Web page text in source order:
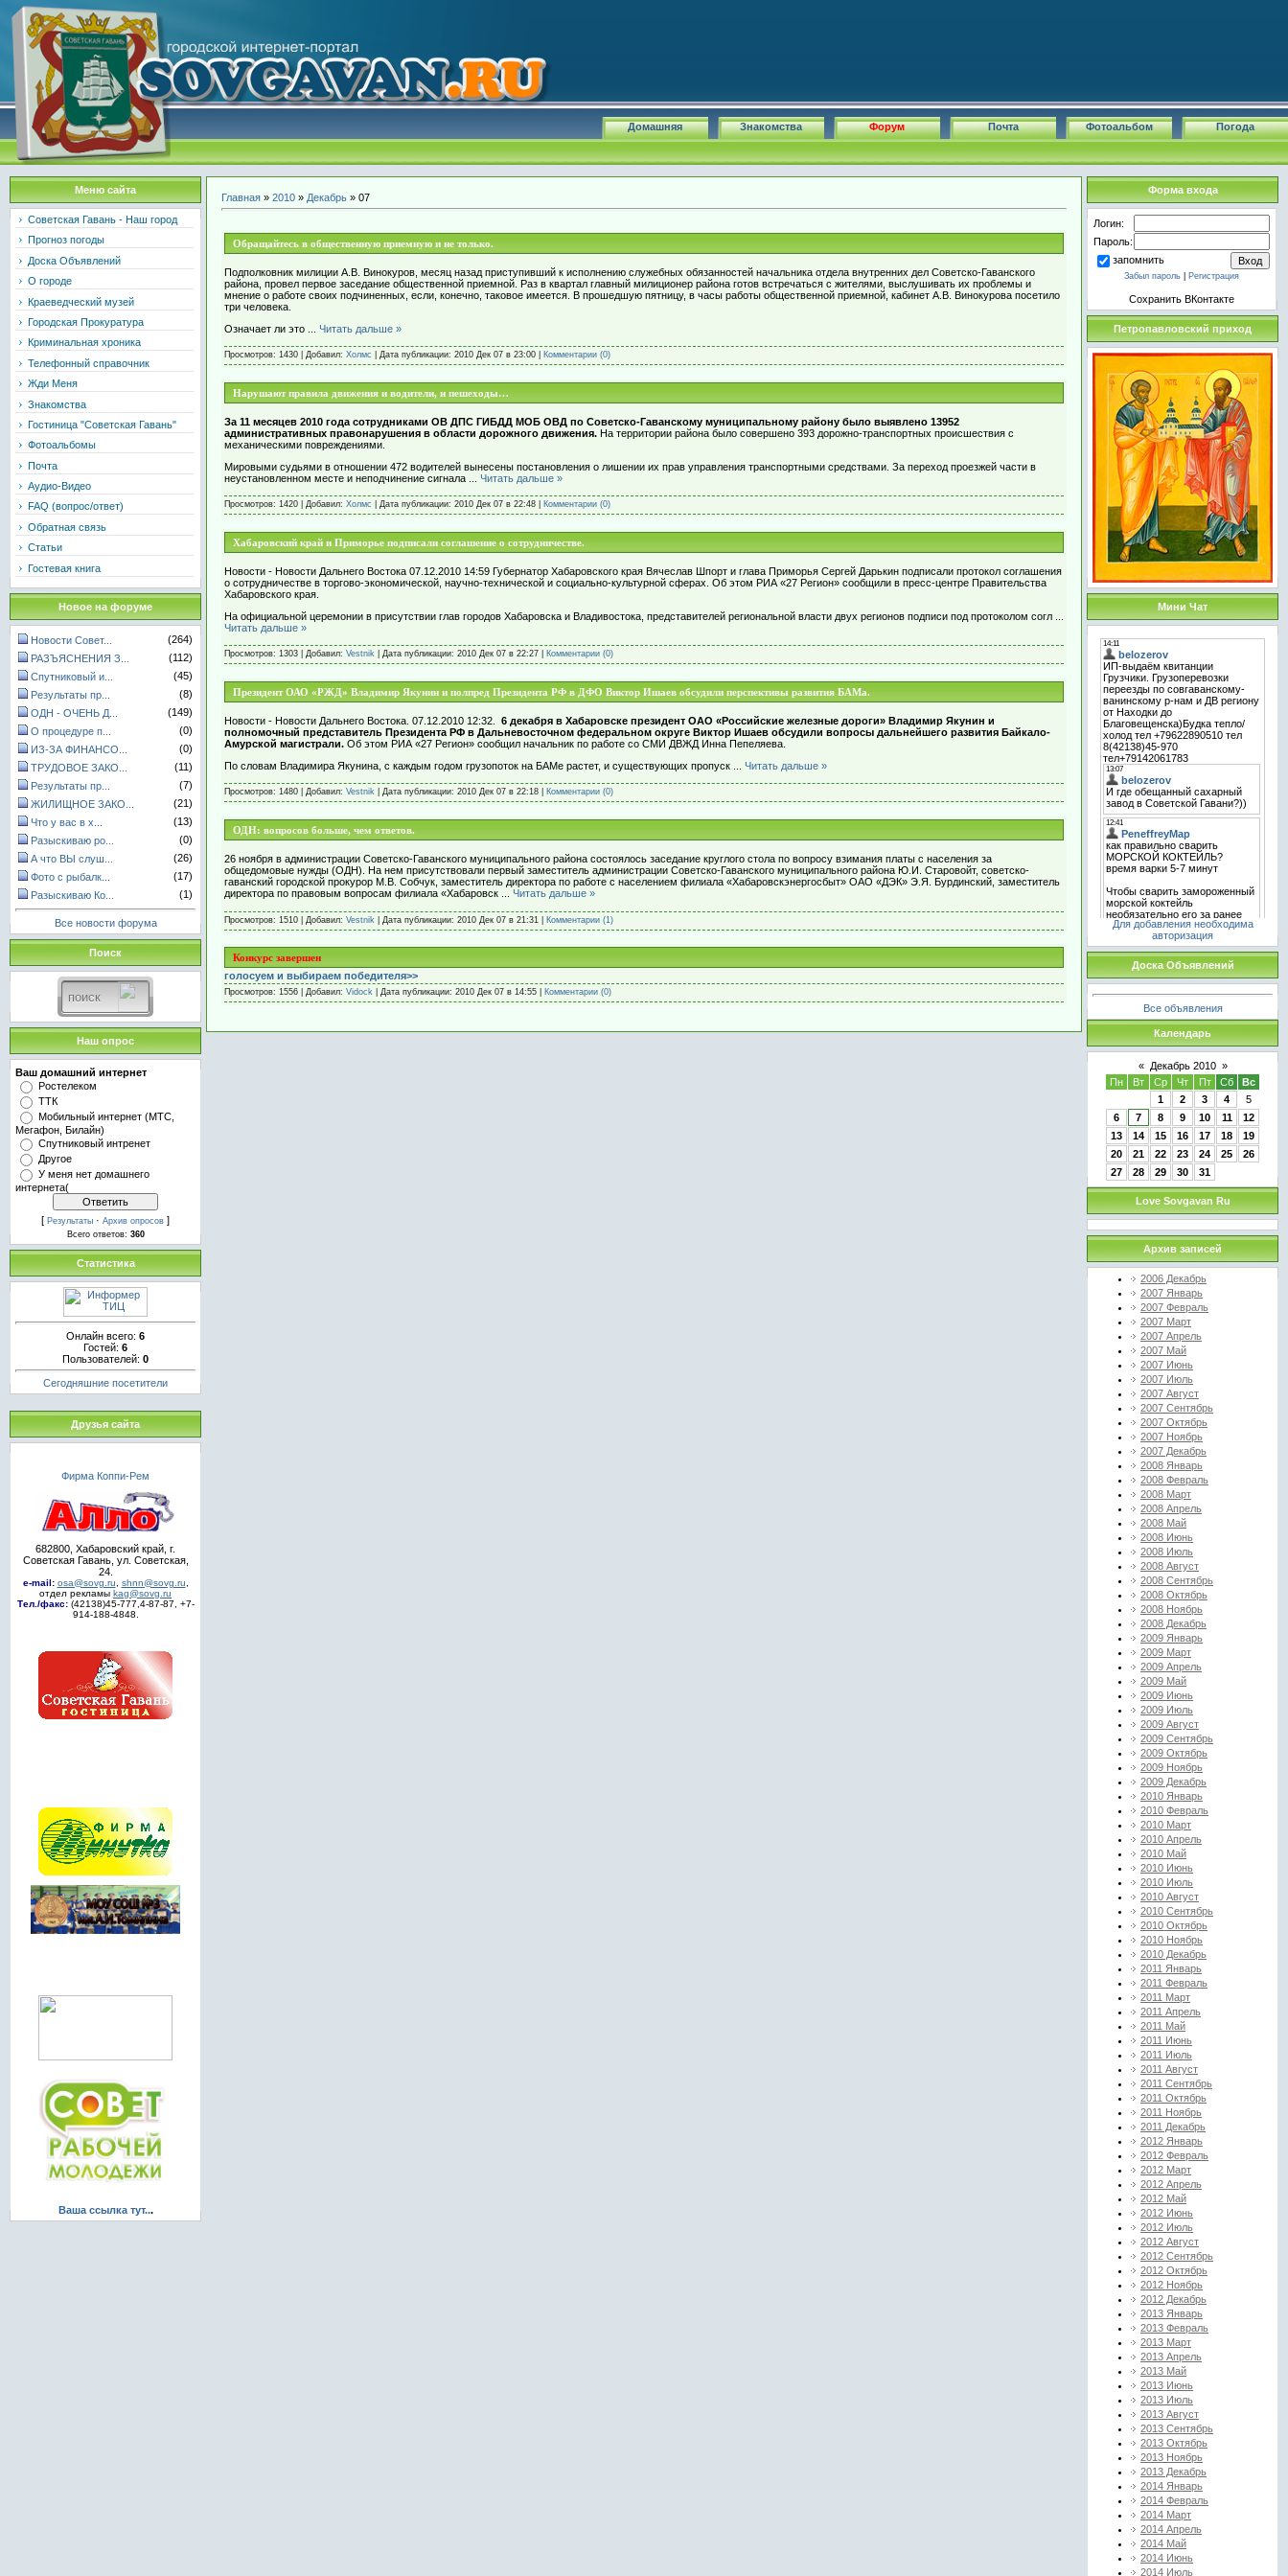
Погода
Фотоальбом
Почта
Форум
Знакомства
Домашняя
Меню сайта
Советская Гавань - Наш город
Прогноз погоды
Доска Объявлений
О городе
Краеведческий музей
Городская Прокуратура
Криминальная хроника
Телефонный справочник
Жди Меня
Знакомства
Гостиница "Советская Гавань"
Фотоальбомы
Почта
Аудио-Видео
FAQ (вопрос/ответ)
Обратная связь
Статьи
Гостевая книга
Новое на форуме
Новости Совет...
(264)
РАЗЪЯСНЕНИЯ З...
(112)
Спутниковый и...
(45)
Результаты пр...
(8)
ОДН - ОЧЕНЬ Д...
(149)
О процедуре п...
(0)
ИЗ-ЗА ФИНАНСО...
(0)
ТРУДОВОЕ ЗАКО...
(11)
Результаты пр...
(7)
ЖИЛИЩНОЕ ЗАКО...
(21)
Что у вас в х...
(13)
Разыскиваю ро...
(0)
А что ВЫ слуш...
(26)
Фото с рыбалк...
(17)
Разыскиваю Ко...
(1)
Все новости форума
Поиск
Наш опрос
Ваш домашний интернет
Ростелеком
ТТК
Мобильный интернет (МТС,
Мегафон, Билайн)
Спутниковый интренет
Другое
У меня нет домашнего
интернета(
[ Результаты · Архив опросов ]
Всего ответов: 360
Статистика
Онлайн всего: 6
Гостей: 6
Пользователей: 0
Сегодняшние посетители
Друзья сайта
Фирма Коппи-Рем
682800, Хабаровский край, г.
Советская Гавань, ул. Советская,
24.
e-mail: osa@sovg.ru shnn@sovg.ru
отдел рекламы kag@sovg.ru
Тел./факс:(42138)45-777,4-87-87, +7-
914-188-4848.
Ваша ссылка тут...
Главная » 2010 » Декабрь » 07
Обращайтесь в общественную приемную и не только.
Подполковник милиции А.В. Винокуров, месяц назад приступивший к исполнению служебных обязанностей начальника отдела внутренних дел Советско-Гаванского
района, провел первое заседание общественной приемной. Раз в квартал главный милиционер района готов встречаться с жителями, выслушивать их проблемы и
мнение о работе своих подчиненных, если, конечно, таковое имеется. В прошедшую пятницу, в часы работы общественной приемной, кабинет А.В. Винокурова посетило
три человека.
Означает ли это
Читать дальше »
Просмотров: 1430 | Добавил: Холмс | Дата публикации: 2010 Дек 07 в 23:00 Комментарии (0)
Нарушают правила движения и водители, и пешеходы…
За 11 месяцев 2010 года сотрудниками ОВ ДПС ГИБДД МОБ ОВД по Советско-Гаванскому муниципальному району было выявлено 13952
административных правонарушения в области дорожного движения. На территории района было совершено 393 дорожно-транспортных происшествия с
механическими повреждениями.
Мировыми судьями в отношении 472 водителей вынесены постановления о лишении их прав управления транспортными средствами. За переход проезжей части в
неустановленном месте и неподчинение сигнала
Читать дальше »
Просмотров: 1420 | Добавил: Холмс | Дата публикации: 2010 Дек 07 в 22:48 Комментарии (0)
Хабаровский край и Приморье подписали соглашение о сотрудничестве.
Новости - Новости Дальнего Востока 07.12.2010 14:59 Губернатор Хабаровского края Вячеслав Шпорт и глава Приморья Сергей Дарькин подписали протокол соглашения
о сотрудничестве в торгово-экономической, научно-технической и социально-культурной сферах. Об этом РИА «27 Регион» сообщили в пресс-центре Правительства
Хабаровского края.
На официальной церемонии в присутствии глав городов Хабаровска и Владивостока, представителей региональной власти двух регионов подписи под протоколом согл
Читать дальше »
Просмотров: 1303 | Добавил: Vestnik | Дата публикации: 2010 Дек 07 в 22:27 Комментарии (0)
Президент ОАО «РЖД» Владимир Якунин и полпред Президента РФ в ДФО Виктор Ишаев обсудили перспективы развития БАМа.
Новости - Новости Дальнего Востока. 07.12.2010 12:32.
6 декабря в Хабаровске президент ОАО «Российские железные дороги» Владимир Якунин и
полномочный представитель Президента РФ в Дальневосточном федеральном округе Виктор Ишаев обсудили вопросы дальнейшего развития Байкало-
Амурской магистрали. Об этом РИА «27 Регион» сообщил начальник по работе со СМИ ДВЖД Инна Пепеляева.
По словам Владимира Якунина, с каждым годом грузопоток на БАМе растет, и существующих пропуск
Читать дальше »
Просмотров: 1480 | Добавил: Vestnik | Дата публикации: 2010 Дек 07 в 22:18 Комментарии (0)
ОДН: вопросов больше, чем ответов.
26 ноября в администрации Советско-Гаванского муниципального района состоялось заседание круглого стола по вопросу взимания платы с населения за
общедомовые нужды (ОДН). На нем присутствовали первый заместитель администрации Советско-Гаванского муниципального района Ю.И. Старовойт, советско-
гаванский городской прокурор М.В. Собчук, заместитель директора по работе с населением филиала «Хабаровскэнергосбыт» ОАО «ДЭК» Э.Я. Бурдинский, заместитель
директора по правовым вопросам филиала «Хабаровск
Читать дальше »
Просмотров: 1510 | Добавил: Vestnik | Дата публикации: 2010 Дек 07 в 21:31 Комментарии (1)
Конкурс завершен
голосуем и выбираем победителя>>
Просмотров: 1556 | Добавил: Vidock | Дата публикации: 2010 Дек 07 в 14:55 Комментарии (0)
Форма входа
Логин:
Пароль:
запомнить
Забыл пароль Регистрация
Сохранить ВКонтакте
Петропавловский приход
Мини Чат
Для добавления необходима
авторизация
Доска Объявлений
Все объявления
Календарь
« Декабрь 2010 »
Пн
Вт Ср Чт Пт Сб
Вс
1
2 3 4
5
6
7 8 9 10 11
12
13
14 15 16 17 18
19
20
21 22 23 24 25
26
27
28 29 30 31
Love Sovgavan Ru
Архив записей
2006 Декабрь
2007 Январь
2007 Февраль
2007 Март
2007 Апрель
2007 Май
2007 Июнь
2007 Июль
2007 Август
2007 Сентябрь
2007 Октябрь
2007 Ноябрь
2007 Декабрь
2008 Январь
2008 Февраль
2008 Март
2008 Апрель
2008 Май
2008 Июнь
2008 Июль
2008 Август
2008 Сентябрь
2008 Октябрь
2008 Ноябрь
2008 Декабрь
2009 Январь
2009 Март
2009 Апрель
2009 Май
2009 Июнь
2009 Июль
2009 Август
2009 Сентябрь
2009 Октябрь
2009 Ноябрь
2009 Декабрь
2010 Январь
2010 Февраль
2010 Март
2010 Апрель
2010 Май
2010 Июнь
2010 Июль
2010 Август
2010 Сентябрь
2010 Октябрь
2010 Ноябрь
2010 Декабрь
2011 Январь
2011 Февраль
2011 Март
2011 Апрель
2011 Май
2011 Июнь
2011 Июль
2011 Август
2011 Сентябрь
2011 Октябрь
2011 Ноябрь
2011 Декабрь
2012 Январь
2012 Февраль
2012 Март
2012 Апрель
2012 Май
2012 Июнь
2012 Июль
2012 Август
2012 Сентябрь
2012 Октябрь
2012 Ноябрь
2012 Декабрь
2013 Январь
2013 Февраль
2013 Март
2013 Апрель
2013 Май
2013 Июнь
2013 Июль
2013 Август
2013 Сентябрь
2013 Октябрь
2013 Ноябрь
2013 Декабрь
2014 Январь
2014 Февраль
2014 Март
2014 Апрель
2014 Май
2014 Июнь
2014 Июль